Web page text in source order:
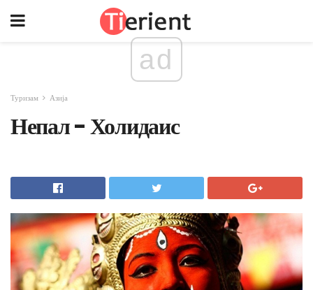
ad
Туризам Азија
Непал - Холидаис